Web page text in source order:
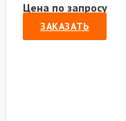
Цена по запросу
ЗАКАЗАТЬ